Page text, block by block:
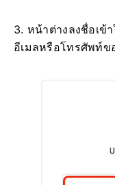
3. หน้าต่างลงชื่อเข้
อีเมลหรือโทรศัพท์